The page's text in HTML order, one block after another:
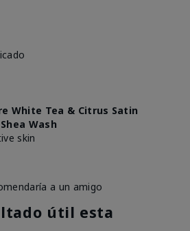
White Tea & Citrus Satin
Wash
skin
a un amigo
útil esta